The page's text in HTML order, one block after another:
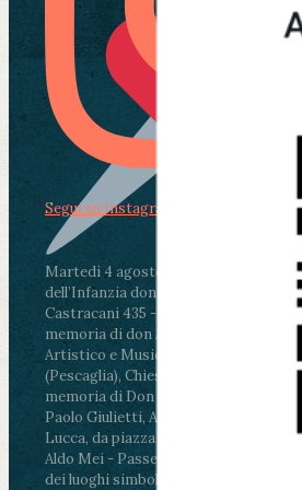
Martedì 4 agosto2026
ore 11:30 -
dell’Infanzia don Aldo Mei - Viale
Castracani 435 - Inaugurazione
memoria di don Aldo Mei curato dal
Artistico e Musicale “Passaglia”
ore
(Pescaglia), Chiesa parrocchiale -
memoria di Don Aldo Mei celebrata da
Paolo Giulietti, Arcivescovo di Lucca
Lucca, da piazza San Michele al
Aldo Mei - Passeggiata della Memoria
dei luoghi simbolo della città. Ritrovo
Segui su Instagram